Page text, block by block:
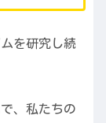
を研究し続
、私たちの